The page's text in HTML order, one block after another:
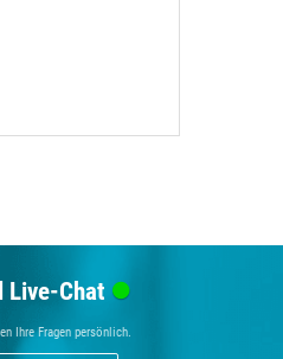
Live-Chat
Ihre Fragen persönlich.